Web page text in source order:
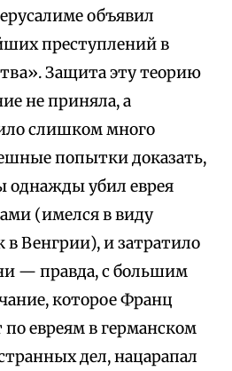
объявил
преступлений в
Защита эту теорию
не приняла, а
слишком много
попытки доказать,
однажды убил еврея
(имелся в виду
в Венгрии), и затратило
— правда, с большим
которое Франц
по евреям в германском
дел, нацарапал